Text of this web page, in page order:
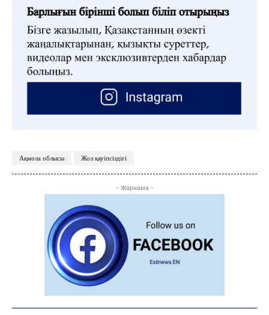
ЖАҢАЛЫҚТАР
ОҚИҒА
КӨЗҚАРАС
Ақмола облысы Жол қауіпсіздігі
- Жарнама -